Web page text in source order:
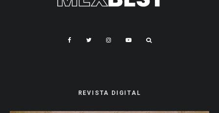
REVISTA DIGITAL